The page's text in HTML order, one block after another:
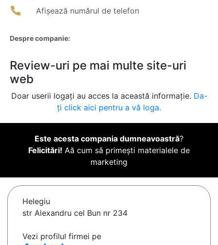
Afișează numărul de telefon
Despre companie:
Review-uri pe mai multe site-uri
web
Doar userii logați au acces la această informație. Da-
ți click aici pentru a vă loga.
Este acesta compania dumneavoastră?
Felicitări! Aă cum să primești materialele de
marketing
Helegiu
str Alexandru cel Bun nr 234
Vezi profilul firmei pe